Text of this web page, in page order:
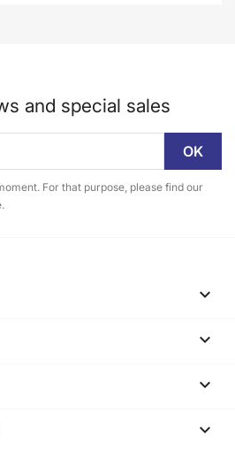
and special sales
For that purpose, please find our



keyboard_arrow_down